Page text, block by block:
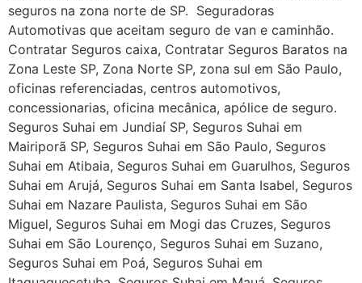
seguros na zona norte de SP. Seguradoras
Automotivas que aceitam seguro de van e caminhão.
Contratar Seguros caixa, Contratar Seguros Baratos na
Zona Leste SP, Zona Norte SP, zona sul em São Paulo,
oficinas referenciadas, centros automotivos,
concessionarias, oficina mecânica, apólice de seguro.
Seguros Suhai em Jundiaí SP, Seguros Suhai em
Mairiporã SP, Seguros Suhai em São Paulo, Seguros
Suhai em Atibaia, Seguros Suhai em Guarulhos, Seguros
Suhai em Arujá, Seguros Suhai em Santa Isabel, Seguros
Suhai em Nazare Paulista, Seguros Suhai em São
Miguel, Seguros Suhai em Mogi das Cruzes, Seguros
Suhai em São Lourenço, Seguros Suhai em Suzano,
Seguros Suhai em Poá, Seguros Suhai em